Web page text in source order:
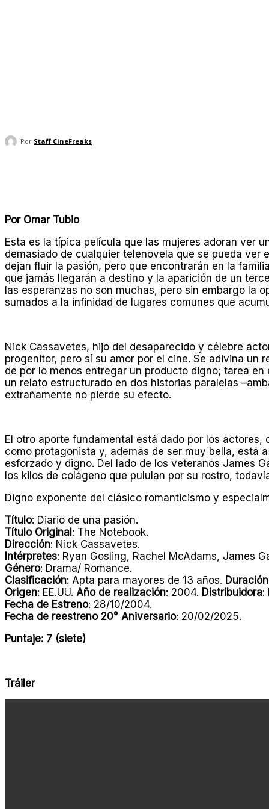
Por Staff CineFreaks
Por Omar Tubio
Esta es la típica película que las mujeres adoran ver
demasiado de cualquier telenovela que se pueda
dejan fluir la pasión, pero que encontrarán en la
que jamás llegarán a destino y la aparición de un
las esperanzas no son muchas, pero sin embargo la
sumados a la infinidad de lugares comunes que
Nick Cassavetes, hijo del desaparecido y célebre
progenitor, pero sí su amor por el cine. Se adivina
de por lo menos entregar un producto digno; tarea
un relato estructurado en dos historias paralelas
extrañamente no pierde su efecto.
El otro aporte fundamental está dado por los
como protagonista y, además de ser muy bella, está
esforzado y digno. Del lado de los veteranos James
los kilos de colágeno que pululan por su rostro,
Digno exponente del clásico romanticismo y
Título: Diario de una pasión.
Título Original: The Notebook.
Dirección: Nick Cassavetes.
Intérpretes: Ryan Gosling, Rachel McAdams, James
Género: Drama/ Romance.
Clasificación: Apta para mayores de 13 años. Duración
Origen: EE.UU. Año de realización: 2004. Distribuidora:
Fecha de Estreno: 28/10/2004.
Fecha de reestreno 20° Aniversario: 20/02/2025.
Puntaje: 7 (siete)
Tráiler